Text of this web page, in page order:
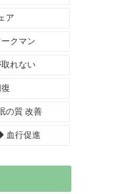
ア
ークマン
れない
の質 改善
血行促進